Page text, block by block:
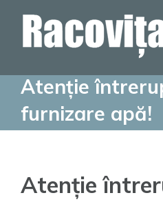
Atenție
furnizare apă!
Atenție